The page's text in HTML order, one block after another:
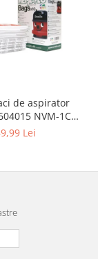
de aspirator
NVM-1CH,
9LLei